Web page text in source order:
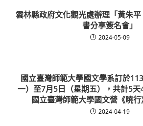
雲林縣政府文化觀光處辦理「黃朱
書分享簽名會」
2024-05-09
國立臺灣師範大學國文學系訂於
一）至7月5日（星期五），共計5
國立臺灣師範大學國文營《曉
2024-04-19